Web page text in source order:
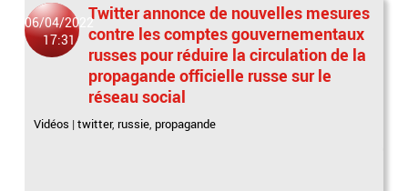
06/04/2022
17:31
Twitter annonce de nouvelles mesures
contre les comptes gouvernementaux
russes pour réduire la circulation de la
propagande officielle russe sur le
réseau social
Vidéos |twitter, russie propagande